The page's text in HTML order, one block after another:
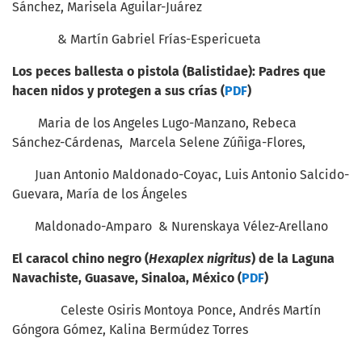
Sánchez, Marisela Aguilar-Juárez
& Martín Gabriel Frías-Espericueta
Los peces ballesta o pistola (Balistidae): Padres que
hacen nidos y protegen a sus crías (PDF)
Maria de los Angeles Lugo-Manzano, Rebeca
Sánchez-Cárdenas, Marcela Selene Zúñiga-Flores,
Juan Antonio Maldonado-Coyac, Luis Antonio Salcido-
Guevara, María de los Ángeles
Maldonado-Amparo & Nurenskaya Vélez-Arellano
El caracol chino negro (Hexaplex nigritus) de la Laguna
Navachiste, Guasave, Sinaloa, México (PDF)
Celeste Osiris Montoya Ponce, Andrés Martín
Góngora Gómez, Kalina Bermúdez Torres